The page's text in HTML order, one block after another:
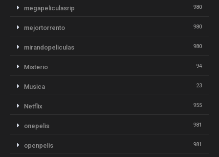
megapeliculasrip 980
mejortorrento 980
mirandopeliculas 980
Misterio 94
Musica 23
Netflix 955
onepelis 981
openpelis 981